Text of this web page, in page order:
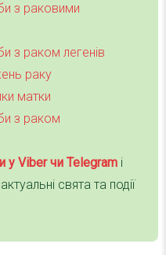
з раковими
з раком легенів
раку
матки
з раком
у Viber чи Telegram і
свята та події